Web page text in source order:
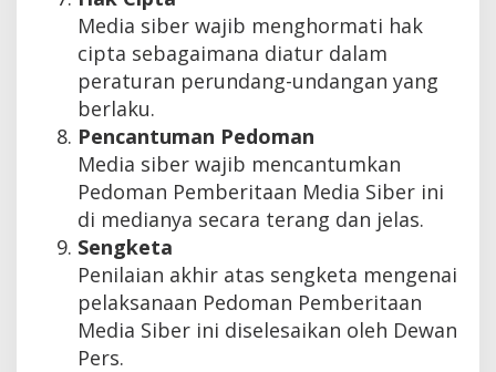
Media siber wajib menghormati hak
cipta sebagaimana diatur dalam
peraturan perundang-undangan yang
berlaku.
Pencantuman Pedoman
Media siber wajib mencantumkan
Pedoman Pemberitaan Media Siber ini
di medianya secara terang dan jelas.
Sengketa
Penilaian akhir atas sengketa mengenai
pelaksanaan Pedoman Pemberitaan
Media Siber ini diselesaikan oleh Dewan
Pers.